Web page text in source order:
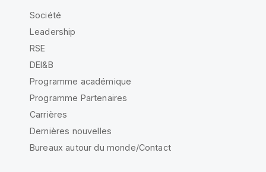
Société
Leadership
RSE
DEI&B
Programme académique
Programme Partenaires
Carrières
Dernières nouvelles
Bureaux autour du monde/Contact